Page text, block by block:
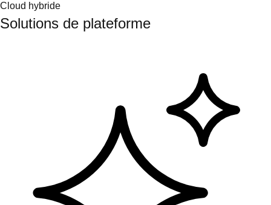
Cloud hybride
Solutions de plateforme